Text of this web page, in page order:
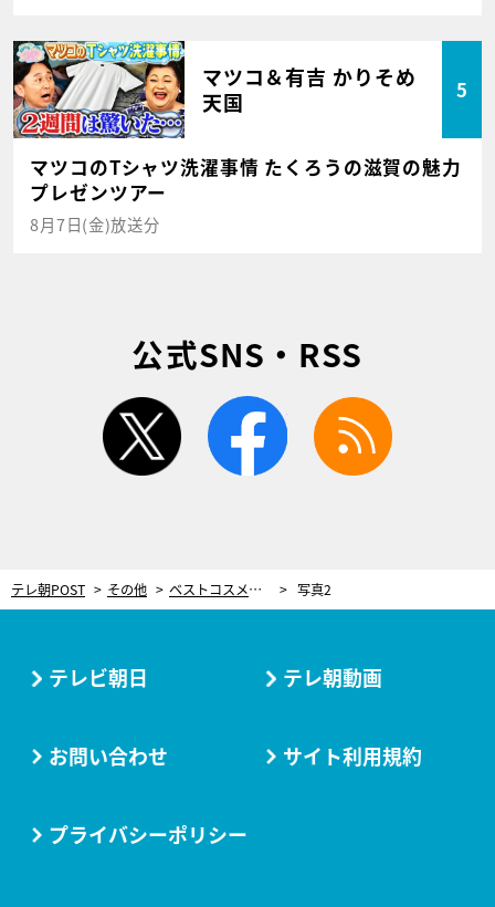
マツコ＆有吉 かりそめ
天国
5
マツコのTシャツ洗濯事情 たくろうの滋賀の魅力
プレゼンツアー
8月7日(金)放送分
公式SNS・RSS
twitter facebook
テレ朝POST その他 ベストコスメでつくる“イマっぽメイク”術！ MC蛯原友里も「イメージが変わる」と絶賛 写真2
テレビ朝日 テレ朝動画
お問い合わせ サイト利用規約
プライバシーポリシー